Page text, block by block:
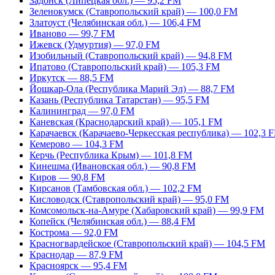
Зеленокумск (Ставропольский край) — 100,0 FM
Златоуст (Челябинская обл.) — 106,4 FM
Иваново — 99,7 FM
Ижевск (Удмуртия) — 97,0 FM
Изобильный (Ставропольский край) — 94,8 FM
Ипатово (Ставропольский край) — 105,3 FM
Иркутск — 88,5 FM
Йошкар-Ола (Республика Марий Эл) — 88,7 FM
Казань (Республика Татарстан) — 95,5 FM
Калининград — 97,0 FM
Каневская (Краснодарский край) — 105,1 FM
Карачаевск (Карачаево-Черкесская республика) — 102,3
Кемерово — 104,3 FM
Керчь (Республика Крым) — 101,8 FM
Кинешма (Ивановская обл.) — 90,8 FM
Киров — 90,8 FM
Кирсанов (Тамбовская обл.) — 102,2 FM
Кисловодск (Ставропольский край) — 95,0 FM
Комсомольск-на-Амуре (Хабаровский край) — 99,9 FM
Копейск (Челябинская обл.) — 88,4 FM
Кострома — 92,0 FM
Красногвардейское (Ставропольский край) — 104,5 FM
Краснодар — 87,9 FM
Красноярск — 95,4 FM